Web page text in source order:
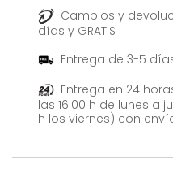
Cambios y
días y GRATIS
Entrega de 3-5
Entrega en 24
las 16:00 h de lunes a
h los viernes) con envío